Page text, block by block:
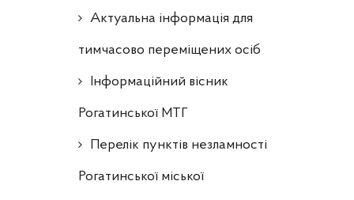
Актуальна інформація для
тимчасово переміщених осіб
Інформаційний вісник
Рогатинської МТГ
Перелік пунктів незламності
Рогатинської міської